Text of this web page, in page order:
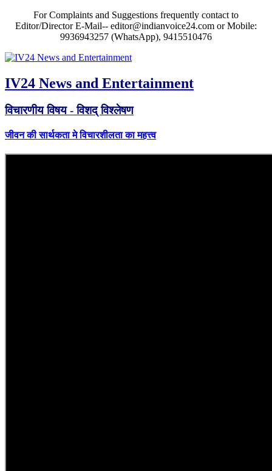
For Complaints and Suggestions frequently contact to
Editor/Director E-Mail-- editor@indianvoice24.com or Mobile:
9936943257 (WhatsApp), 9415510476
IV24 News and Entertainment
विचारणीय विषय - विशद् विश्लेषण
जीवन की सार्थकता मे विचारशीलता का महत्त्व